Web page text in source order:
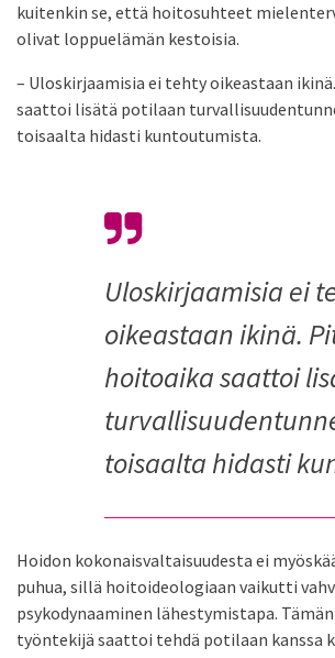
kuitenkin se, että hoitosuhteet
olivat loppuelämän kestoisia.
– Uloskirjaamisia ei tehty oikeastaan
saattoi lisätä potilaan
toisaalta hidasti kuntoutumista.
Uloskirjaamisia ei
oikeastaan ikinä.
hoitoaika saattoi
toisaalta hidasti
Hoidon kokonaisvaltaisuudesta ei
puhua, sillä hoitoideologiaan vaikutti
psykodynaaminen lähestymistapa.
työntekijä saattoi tehdä potilaan kanssa